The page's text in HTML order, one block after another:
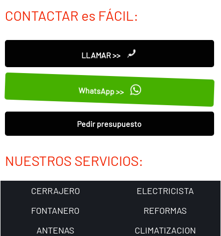
CONTACTAR es FÁCIL:
LLAMAR >>
WhatsApp >>
Pedir presupuesto
NUESTROS SERVICIOS:
CERRAJERO
ELECTRICISTA
FONTANERO
REFORMAS
ANTENAS
CLIMATIZACION